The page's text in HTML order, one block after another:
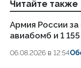
Читайте также
Армия России за
авиабомб и 1
06.08.2026 в 12:54